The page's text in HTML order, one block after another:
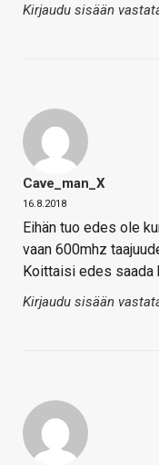
Kirjaudu sisään
Cave_man_X
16.8.2018
Eihän tuo edes ole
vaan 600mhz
Koittaisi edes saada
Kirjaudu sisään